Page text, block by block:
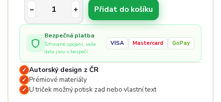
Přidat do košíku
Bezpečná platba
Šifrované spojení, vaše
data jsou v bezpečí
VISA Mastercard GoPay
✓ Autorský design z ČR
✓ Prémiové materiály
✓ U triček možný potisk zad nebo vlastní text